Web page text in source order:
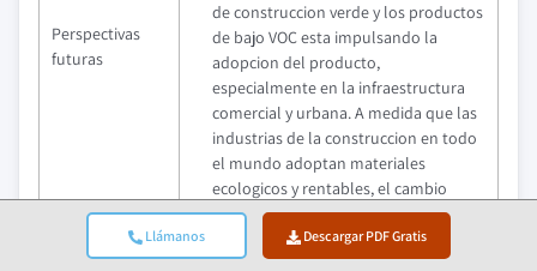
Llámanos Descargar PDF Gratis
Perspectivas
futuras
de construccion verde y los productos
de bajo VOC esta impulsando la
adopcion del producto,
especialmente en la infraestructura
comercial y urbana. A medida que las
industrias de la construccion en todo
el mundo adoptan materiales
ecologicos y rentables, el cambio
hacia compuestos inteligentes y
autorreparables esta ganando
impulso.